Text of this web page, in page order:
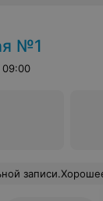
№1
09:00
приятная.Мастер Ксения отлично